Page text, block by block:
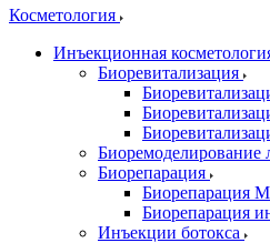
Косметология
Инъекционная
Биоревитализация
Биоремоделирование
Биорепарация
Биорепарация
Биорепарация
Инъекции ботокса